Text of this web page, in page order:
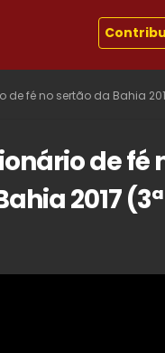
de fé no sertão da Bahia
de fé
2017 (3ª